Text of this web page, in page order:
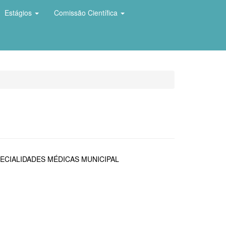
Estágios Comissão Científica
MÉDICAS MUNICIPAL